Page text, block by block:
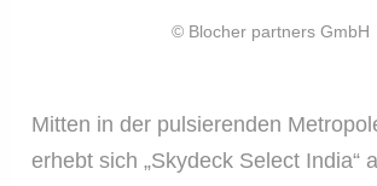
© Blocher partners GmbH
Mitten in der pulsierenden
erhebt sich „Skydeck Select India“